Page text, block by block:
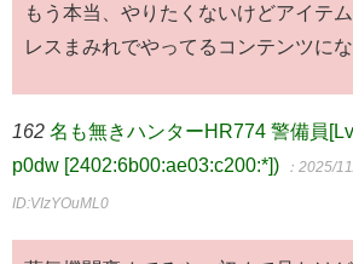
もう本当、やりたくないけどアイテ
レスまみれでやってるコンテンツに
162 名も無きハンターHR774 警備員
p0dw [2402:6b00:ae03:c200:*])
：2025/
ID:VIzYOuML0